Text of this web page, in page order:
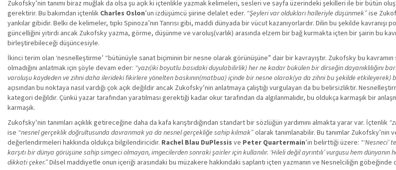
Zukofsky’nin tanımı biraz muğlak da olsa şu açık ki içtenlikle yazmak kelimeleri, sesleri ve sayfa üzerindeki şekilleri ile bir bütün
gerektirir. Bu bakımdan içtenlik Charles Oslon’un izdüşümcü şiirine delalet eder. “Şeyleri var oldukları halleriyle düşünmek”ise
yankılar gibidir. Belki de kelimeler, tıpkı Spinoza’nın Tanrısı gibi, maddi dünyada bir vücut kazanıyorlardır. Dilin bu şekilde kavranışı
güncelliğini yitirdi ancak Zukofsky yazma, görme, düşünme ve varoluş(varlık) arasında elzem bir bağ kurmakta içten bir şairin bu
birleştirebileceği düşüncesiyle.
İkinci terim olan ‘nesnelleştirme’ “bütünüyle sanat biçiminin bir nesne olarak görünüşüne” dair bir kavrayıştır. Zukofsky bu
olmadığını anlatmak için şöyle devam eder: “yazı(iki boyutlu basıdaki duyulabilirlik) her ne kadar bükülen bir dirseğin dayanıklılığını
varoluşu kaydeden ve zihni daha ilerideki fikirlere yönelten baskının(matbua) içinde bir nesne olarak(ya da zihni bu şekilde etkileyerek)
açısından bu noktaya nasıl vardığı çok açık değildir ancak Zukofsky’nin anlatmaya çalıştığı vurgulayan da bu belirsizliktir.
kategori değildir. Çünkü yazar tarafından yaratılması gerektiği kadar okur tarafından da algılanmalıdır, bu oldukça karmaşık bir
karmaşık.
Zukofsky’nin tanımları açıklık getireceğine daha da kafa karıştırdığından standart bir sözlüğün yardımını almakta yarar var. İçtenlik
ise “nesnel gerçeklik doğrultusunda davranmak ya da nesnel gerçekliğe sahip kılmak”olarak tanımlanabilir. Bu tanımlar Zukofsky’nin
değerlendirmeleri hakkında oldukça bilgilendiricidir. Rachel Blau DuPlessis ve Peter Quartermain’in belirttiği üzere: "‘Nesneci’
karşıtı bir dünya görüşüne sahip simgeci olmayan, imgecilerden sonraki şairler için kullanılır. ‘Hileli değil ayrıntılı’ vurgusu hem
dikkati çeker.”Dilsel maddiyetle onun içeriği arasındaki bu müzakere hakkındaki saplantı içten yazmanın ve Nesnelciliğin göbeğinde